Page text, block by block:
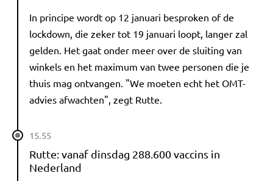
In principe wordt op 12 januari besproken of de
lockdown, die zeker tot 19 januari loopt, langer zal
gelden. Het gaat onder meer over de sluiting van
winkels en het maximum van twee personen die je
thuis mag ontvangen. "We moeten echt het OMT-
advies afwachten", zegt Rutte.
15.55
Rutte: vanaf dinsdag 288.600 vaccins in
Nederland